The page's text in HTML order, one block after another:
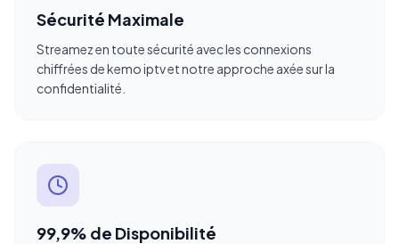
Sécurité Maximale
Streamez en toute sécurité avec les connexions
chiffrées de kemo iptv et notre approche axée sur la
confidentialité.
99,9% de Disponibilité